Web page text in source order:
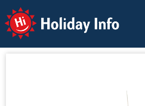
Holiday Info